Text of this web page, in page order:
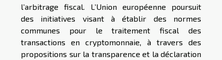
l’arbitrage fiscal. L’Union européenne poursuit
des initiatives visant à établir des normes
communes pour le traitement fiscal des
transactions en cryptomonnaie, à travers des
propositions sur la transparence et la déclaration